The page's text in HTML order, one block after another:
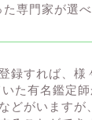
専門家が選べ
録すれば、様
た有名鑑定
どがいますが